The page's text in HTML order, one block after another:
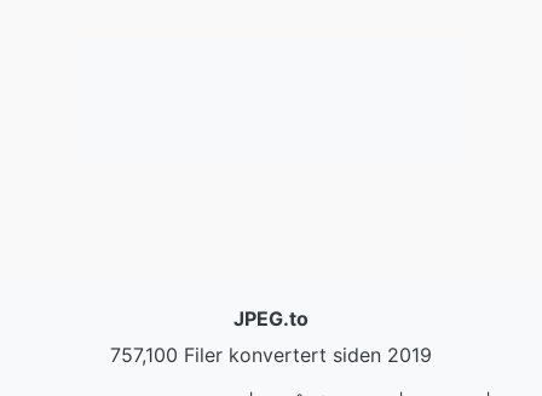
JPEG.to
757,100 Filer konvertert siden 2019